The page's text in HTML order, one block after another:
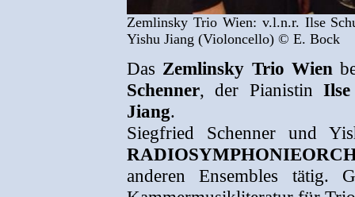
Zemlinsky Trio Wien: v.l.n.r. Ilse
Yishu Jiang (Violoncello) © E. Bock
Das Zemlinsky Trio Wien
Schenner, der Pianistin
Jiang.
Siegfried Schenner und
anderen Ensembles tätig.